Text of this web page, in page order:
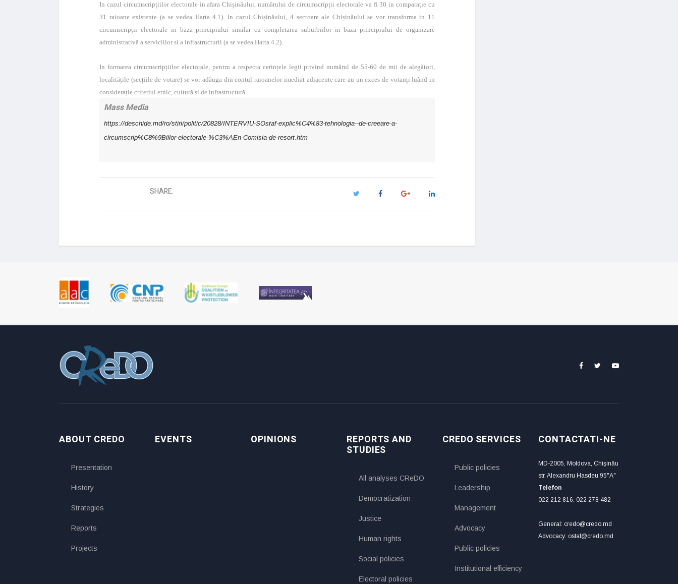
In cazul circumscripțiilor electorale in afara Chișinăului, numărului de circumscripții electorale va fi 30 in comparație cu
31 raioane existente (a se vedea Harta 4.1). In cazul Chișinăului, 4 sectoare ale Chișinăului se vor transforma in 11
circumscripții electorale in baza principiului similar cu completarea suburbiilor in baza principiului de organizare
administrativă a serviciilor si a infrastructurii (a se vedea Harta 4.2).
In formarea circumscripțiilor electorale, pentru a respecta cerințele legii privind numărul de 55-60 de mii de alegători,
localitățile (secțiile de votare) se vor adăuga din contul raioanelor imediat adiacente care au un exces de votanți luând in
considerație criteriul etnic, cultură si de infrastructură.
Mass Media
https://deschide.md/ro/stiri/politic/20828/INTERVIU-SOstaf-explic%C4%83-tehnologia--de-creeare-a-
circumscrip%C8%9Biilor-electorale-%C3%AEn-Comisia-de-resort.htm
SHARE:
ABOUT CREDO
Presentation
History
Strategies
Reports
Projects
EVENTS OPINIONS REPORTS AND
STUDIES
All analyses CReDO
Democratization
Justice
Human rights
Social policies
Electoral policies
CREDO SERVICES
Public policies
Leadership
Management
Advocacy
Public policies
Institutional efficiency
CONTACTATI-NE
MD-2005, Moldova, Chişinău
str. Alexandru Hasdeu 95"A"
Telefon
022 212 816, 022 278 482
General: credo@credo.md
Advocacy: ostaf@credo.md